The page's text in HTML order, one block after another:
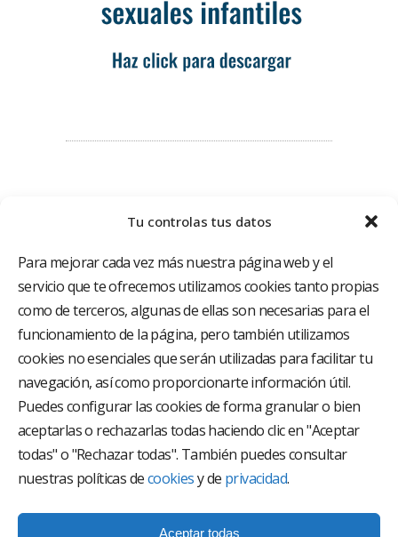
Tu controlas tus datos
Para mejorar cada vez más nuestra página web y el
servicio que te ofrecemos utilizamos cookies tanto propias
como de terceros, algunas de ellas son necesarias para el
funcionamiento de la página, pero también utilizamos
cookies no esenciales que serán utilizadas para facilitar tu
navegación, así como proporcionarte información útil.
Puedes configurar las cookies de forma granular o bien
aceptarlas o rechazarlas todas haciendo clic en "Aceptar
todas" o "Rechazar todas". También puedes consultar
nuestras políticas decookiesy de privacidad.
Aceptar todas
El Grupo Hospitalario HLA es uno de los proveedores
hospitalarios con mayor presencia en España, creado
con el objetivo de proporcionar el acceso a una
asistencia sanitaria de alto nivel. Nuestra red asistencial
está compuesta por 18 hospitales y 37 centros médicos
multiespecialidad.
Síguenos en